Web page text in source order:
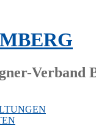
Verband